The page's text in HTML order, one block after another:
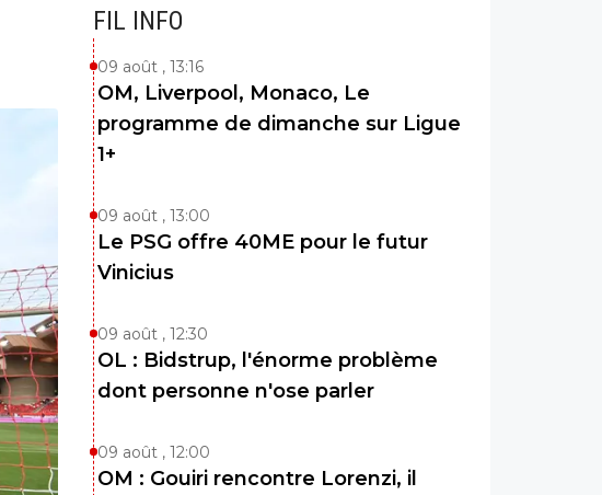
FIL INFO
09 août , 13:16
OM, Liverpool, Monaco, Le
programme de dimanche sur Ligue
1+
09 août , 13:00
Le PSG offre 40ME pour le futur
Vinicius
09 août , 12:30
OL : Bidstrup, l'énorme problème
dont personne n'ose parler
09 août , 12:00
OM : Gouiri rencontre Lorenzi, il